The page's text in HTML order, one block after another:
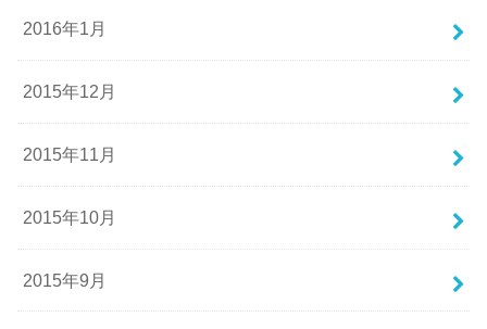
2016年1月
2015年12月
2015年11月
2015年10月
2015年9月